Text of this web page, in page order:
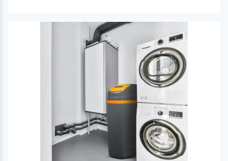
впливає на стан локонів, які проблеми вона може
викликати і як підібрати правильний догляд.